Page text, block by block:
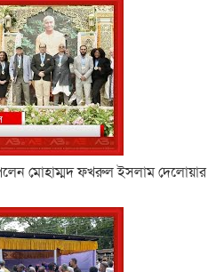
মোহাম্মদ ফখরুল ইসলাম দেলোয়ার